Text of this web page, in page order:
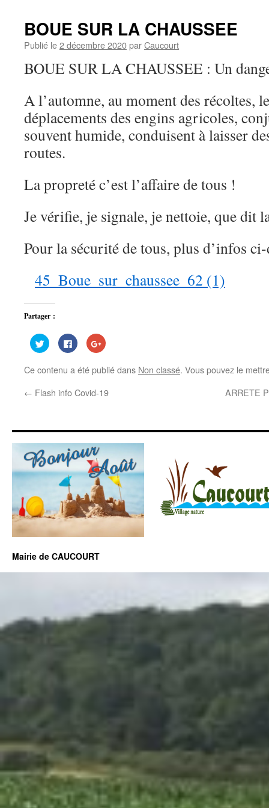
BOUE SUR LA CHAUSSEE
Publié le2 décembre 2020parCaucourt
BOUE SUR LA CHAUSSEE : Un
A l’automne, au moment des récoltes,
déplacements des engins agricoles,
souvent humide, conduisent à laisser
routes.
La propreté c’est l’affaire de tous !
Je vérifie, je signale, je nettoie, que dit
Pour la sécurité de tous, plus d’infos ci-
45_Boue_sur_chaussee_62 (1)
Partager :
Cliquez
pour
partager
Twitter(ouvre
nouvelle
fenêtre)
Cliquez
pour
partager
Facebook(ouvre
nouvelle
fenêtre)
Cliquez
pour
Google+
une
nouvelle
Ce contenu a été publié dans Non classé. Vous pouvez le
← Flash info Covid-19 ARRETE
Mairie de CAUCOURT